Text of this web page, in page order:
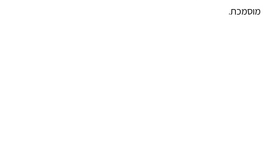
מוסמכת.